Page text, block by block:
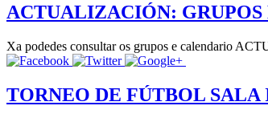
ACTUALIZACIÓN: GRUPOS
Xa podedes consultar os grupos e calendario
TORNEO DE FÚTBOL SALA